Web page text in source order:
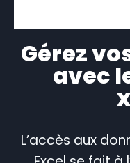
Gérez
avec
L’accès aux